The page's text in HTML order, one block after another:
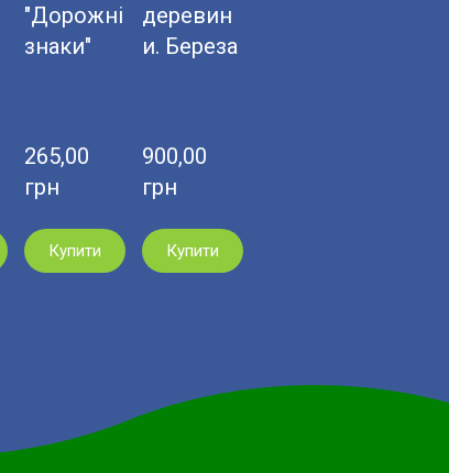
"Дорожні
знаки"
265,00
грн
Купити
деревин
и. Береза
900,00
грн
Купити